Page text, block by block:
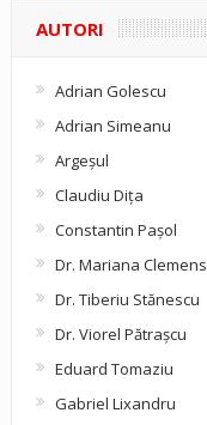
AUTORI
Adrian Golescu
Adrian Simeanu
Argeşul
Claudiu Diţa
Constantin Pașol
Dr. Mariana Clemens
Dr. Tiberiu Stănescu
Dr. Viorel Pătraşcu
Eduard Tomaziu
Gabriel Lixandru